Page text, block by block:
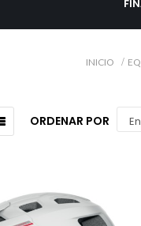
INICIO
ORDENAR POR